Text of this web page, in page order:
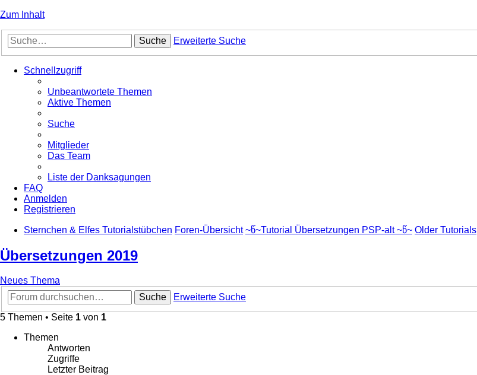
Zum Inhalt
Suche Erweiterte Suche
Schnellzugriff
Unbeantwortete Themen
Aktive Themen
Suche
Mitglieder
Das Team
Liste der Danksagungen
FAQ
Anmelden
Registrieren
Sternchen & Elfes Tutorialstübchen Foren-Übersicht ~წ~Tutorial Übersetzungen PSP-alt ~წ~ Older Tutorials
Übersetzungen 2019
Neues Thema
Suche
Erweiterte Suche
5 Themen • Seite 1 von 1
Themen
Antworten
Zugriffe
Letzter Beitrag